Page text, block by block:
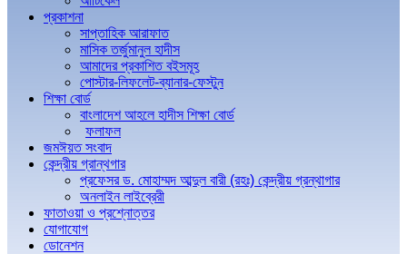
প্রকাশনা
সাপ্তাহিক আরাফাত
মাসিক তর্জুমানুল হাদীস
আমাদের প্রকাশিত বইসমূহ
পোস্টার-লিফলেট-ব্যানার-ফেস্টুন
শিক্ষা বোর্ড
বাংলাদেশ আহলে হাদীস শিক্ষা বোর্ড
ফলাফল
জমঈয়ত সংবাদ
কেন্দ্রীয় গ্রান্থগার
প্রফেসর ড. মোহাম্মদ আব্দুল বারী (রহঃ) কেন্দ্রীয় গ্রন্থাগার
অনলাইন লাইব্রেরী
ফাতাওয়া ও প্রশ্নোত্তর
যোগাযোগ
ডোনেশন